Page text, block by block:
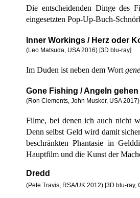
Die entscheidenden Dinge des
eingesetzten Pop-Up-Buch-
Inner Workings / Herz oder
(Leo Matsuda, USA 2016) [3D blu-ray]
Im Duden ist neben dem Wort
Gone Fishing / Angeln gehen
(Ron Clements, John Musker, USA
Filme, bei denen ich auch nicht
Denn selbst Geld wird damit
beschränkten Phantasie in
Hauptfilm und die Kunst der
Dredd
(Pete Travis, RSA/UK 2012) [3D blu-ray,